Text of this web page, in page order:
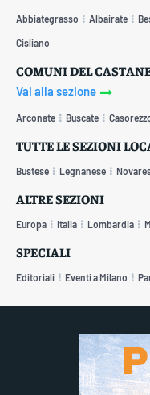
Abbiategrasso Albairate
Cisliano
COMUNI DEL
Vai alla sezione
Arconate Buscate
TUTTE LE SEZIONI
Bustese Legnanese
ALTRE SEZIONI
Europa Italia Lombardia
SPECIALI
Editoriali Eventi a Milano